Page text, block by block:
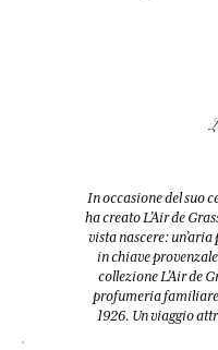
$ 70.00
In occasione del suo
ha creato L’Air de
vista nascere:
in chiave
collezione L’Air de
profumeria familiare
1926. Un viaggio